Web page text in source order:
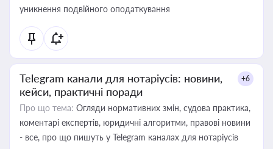
уникнення подвійного оподаткування
Telegram канали для нотаріусів: новини,
кейси, практичні поради
+6
Про що тема: Огляди нормативних змін, судова практика,
коментарі експертів, юридичні алгоритми, правові новини
- все, про що пишуть у Telegram каналах для нотаріусів